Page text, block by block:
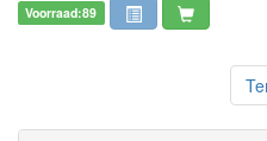
Voorraad:89